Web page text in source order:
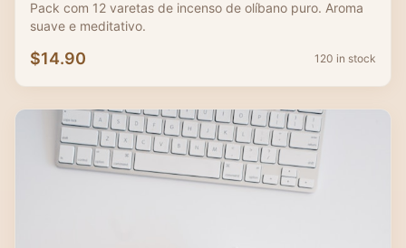
Pack com 12 varetas de incenso de olíbano puro. Aroma
suave e meditativo.
$14.90 120 in stock